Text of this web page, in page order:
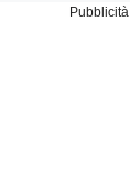
Pubblicità